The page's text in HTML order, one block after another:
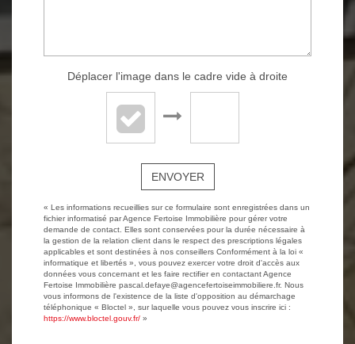
Déplacer l'image dans le cadre vide à droite
ENVOYER
« Les informations recueillies sur ce formulaire sont enregistrées dans un
fichier informatisé par Agence Fertoise Immobilière pour gérer votre
demande de contact. Elles sont conservées pour la durée nécessaire à
la gestion de la relation client dans le respect des prescriptions légales
applicables et sont destinées à nos conseillers Conformément à la loi «
informatique et libertés », vous pouvez exercer votre droit d'accès aux
données vous concernant et les faire rectifier en contactant Agence
Fertoise Immobilière pascal.defaye@agencefertoiseimmobiliere.fr. Nous
vous informons de l'existence de la liste d'opposition au démarchage
téléphonique « Bloctel », sur laquelle vous pouvez vous inscrire ici :
https://www.bloctel.gouv.fr/ »